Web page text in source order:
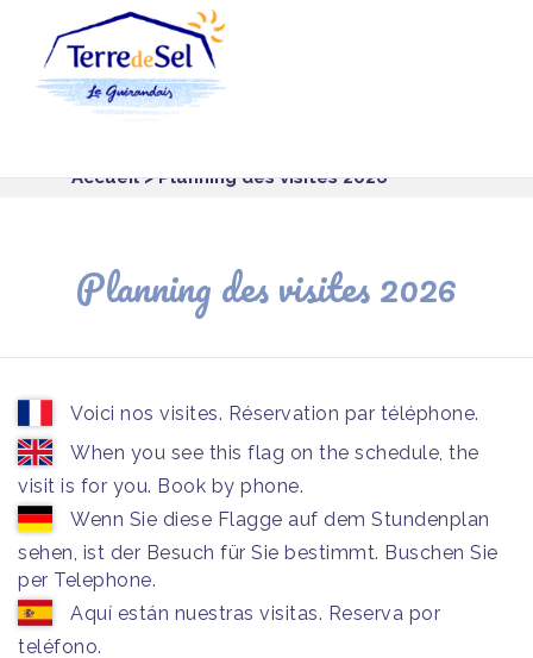
Accueil> Planning des visites 2026
Planning des visites 2026
Voici nos visites. Réservation par téléphone.
When you see this flag on the schedule, the
visit is for you. Book by phone.
Wenn Sie diese Flagge auf dem Stundenplan
sehen, ist der Besuch für Sie bestimmt. Buschen Sie
per Telephone.
Aquí están nuestras visitas. Reserva por
teléfono.
Panneau de gestion des cookies